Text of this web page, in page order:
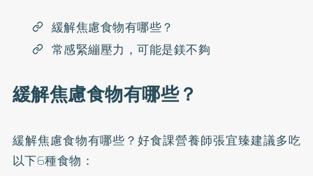
緩解焦慮食物有哪些？
常感緊繃壓力，可能是鎂不夠
緩解焦慮食物有哪些？
緩解焦慮食物有哪些？好食課營養師張宜臻建議多吃
以下6種食物：